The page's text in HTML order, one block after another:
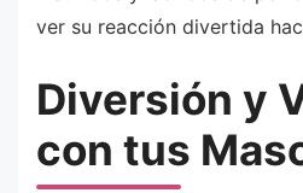
ver su reacción divertida
Diversión y
con tus